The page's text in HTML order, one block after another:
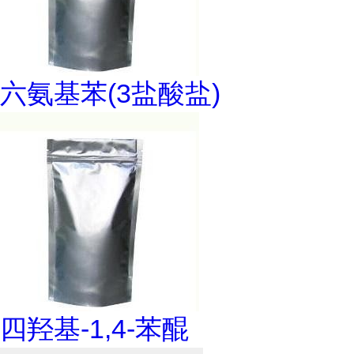
六氨基苯(3盐酸盐)
四羟基-1,4-苯醌